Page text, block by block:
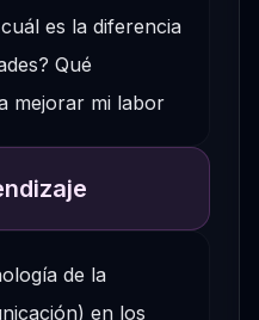
es la diferencia
Qué
mejorar mi labor
de la
en los